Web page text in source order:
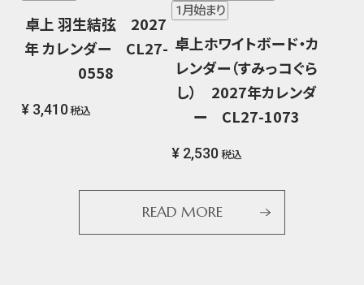
卓上 羽生結弦 2027
年 カレンダー CL27-
0558
¥ 3,410 税込
1月始まり
卓上ホワイトボード・カ
レンダー（すみっコぐら
し） 2027年カレンダ
ー CL27-1073
¥ 2,530 税込
READ MORE